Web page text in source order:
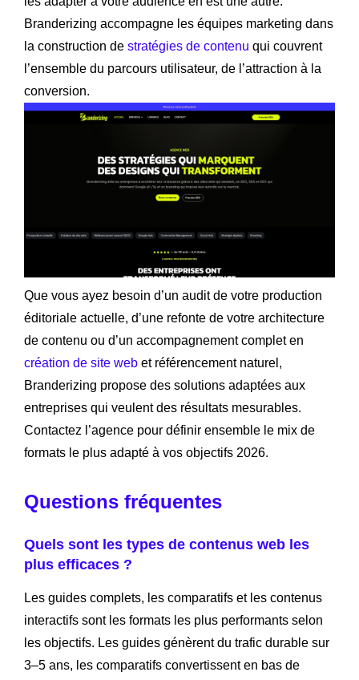
Branderizing accompagne les équipes marketing dans
la construction de stratégies de contenu qui couvrent
l’ensemble du parcours utilisateur, de l’attraction à la
conversion.
Que vous ayez besoin d’un audit de votre production
éditoriale actuelle, d’une refonte de votre architecture
de contenu ou d’un accompagnement complet en
création de site web et référencement naturel,
Branderizing propose des solutions adaptées aux
entreprises qui veulent des résultats mesurables.
Contactez l’agence pour définir ensemble le mix de
formats le plus adapté à vos objectifs 2026.
Questions fréquentes
Quels sont les types de contenus web les
plus efficaces ?
Les guides complets, les comparatifs et les contenus
interactifs sont les formats les plus performants selon
les objectifs. Les guides génèrent du trafic durable sur
3–5 ans, les comparatifs convertissent en bas de